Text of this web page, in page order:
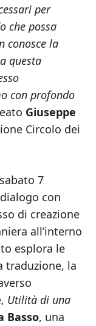
per
che possa
conosce la
questa
con profondo
Giuseppe
Circolo dei
7
con
di creazione
all’interno
esplora le
traduzione, la
Utilità di una
Basso, una